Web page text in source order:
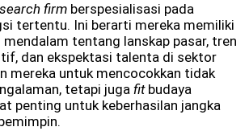
firm berspesialisasi pada
tertentu. Ini berarti mereka memiliki
mendalam tentang lanskap pasar, tren
dan ekspektasi talenta di sektor
mereka untuk mencocokkan tidak
tetapi juga fitbudaya
penting untuk keberhasilan jangka